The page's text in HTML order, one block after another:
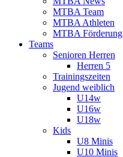
MTBA Team
MTBA Athleten
MTBA Förderung
Teams
Senioren Herren
Herren 5
Trainingszeiten
Jugend weiblich
U14w
U16w
U18w
Kids
U8 Minis
U10 Minis